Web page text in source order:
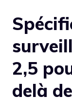
2,5
delà